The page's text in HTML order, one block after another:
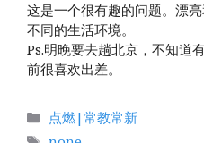
这是一个很有趣的问题。漂
不同的生活环境。
Ps.明晚要去趟北京，不知道
前很喜欢出差。
分
点燃|常教常新
标